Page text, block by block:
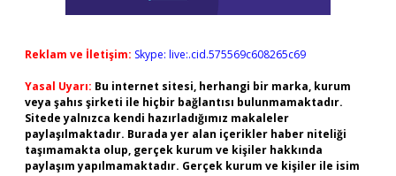
Reklam ve İletişim: Skype: live:.cid.575569c608265c69
Yasal Uyarı: Bu internet sitesi, herhangi bir marka, kurum
veya şahıs şirketi ile hiçbir bağlantısı bulunmamaktadır.
Sitede yalnızca kendi hazırladığımız makaleler
paylaşılmaktadır. Burada yer alan içerikler haber niteliği
taşımamakta olup, gerçek kurum ve kişiler hakkında
paylaşım yapılmamaktadır. Gerçek kurum ve kişiler ile isim